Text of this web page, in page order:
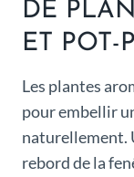
DE
ET POT-
Les plantes
pour embellir
naturellement.
rebord de la